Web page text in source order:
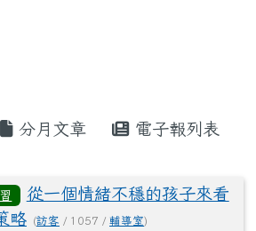
分月文章 電子報列表
從一個情緒不穩的孩子來看
略
(訪客 / 1057 / 輔導室)